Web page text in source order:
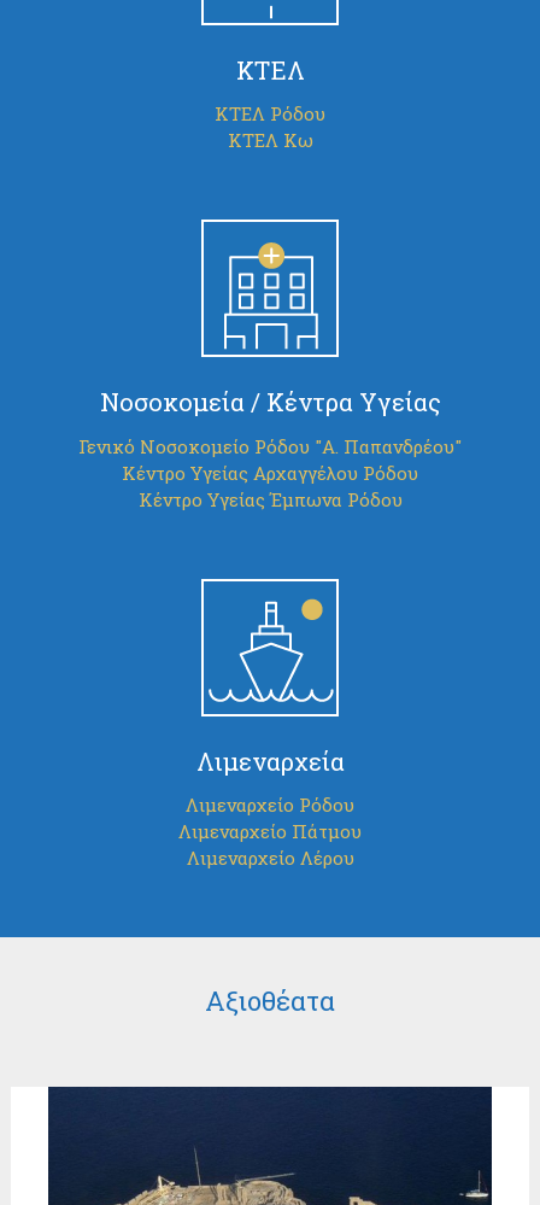
ΚΤΕΛ
ΚΤΕΛ Ρόδου
ΚΤΕΛ Κω
Νοσοκομεία / Κέντρα Υγείας
Γενικό Νοσοκομείο Ρόδου "Α. Παπανδρέου"
Κέντρο Υγείας Αρχαγγέλου Ρόδου
Κέντρο Υγείας Έμπωνα Ρόδου
Λιμεναρχεία
Λιμεναρχείο Ρόδου
Λιμεναρχείο Πάτμου
Λιμεναρχείο Λέρου
Αξιοθέατα